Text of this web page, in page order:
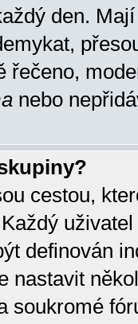
den.
řečeno,
nebo
cestou,
definován
nastavit
soukromé